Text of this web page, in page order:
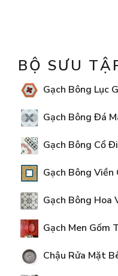
BỘ SƯU
Gạch Bông Lục
Gạch Bông Đá
Gạch Bông Cổ
Gạch Bông Viền
Gạch Bông Hoa
Gạch Men Gốm
Chậu Rửa Mặt